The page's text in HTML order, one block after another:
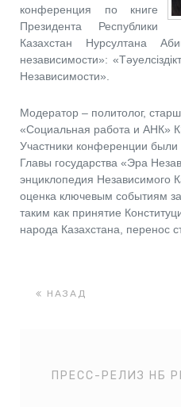
конференция по книге
Президента Республики
Казахстан Нурсултана
независимости»:
Независимости».
Модератор – политолог,
«Социальная работа и АНК»
Участники конференции
Главы государства «Эра
энциклопедия Независимого
оценка ключевым событиям за
таким как принятие
народа Казахстана, перенос
НАЗАД
ПРЕСС-РЕЛИЗ НБ